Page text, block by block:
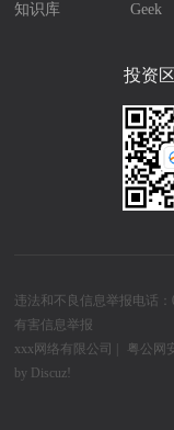
知识库 Geek
投资
违法和不良信息举报电话：
有害信息举报
xxx网络有限公司
粤公网
by Discuz!